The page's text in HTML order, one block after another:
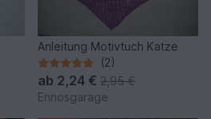
Anleitung Motivtuch Katze
(2)
ab 2,24 € 2,95 €
Ennosgarage